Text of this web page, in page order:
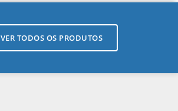
VER TODOS OS PRODUTOS